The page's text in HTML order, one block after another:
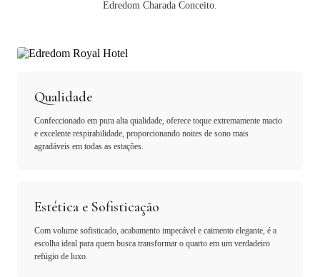
Edredom Charada Conceito.
Qualidade
Confeccionado em pura alta qualidade, oferece toque extremamente macio
e excelente respirabilidade, proporcionando noites de sono mais
agradáveis em todas as estações.
Estética e Sofisticação
Com volume sofisticado, acabamento impecável e caimento elegante, é a
escolha ideal para quem busca transformar o quarto em um verdadeiro
refúgio de luxo.